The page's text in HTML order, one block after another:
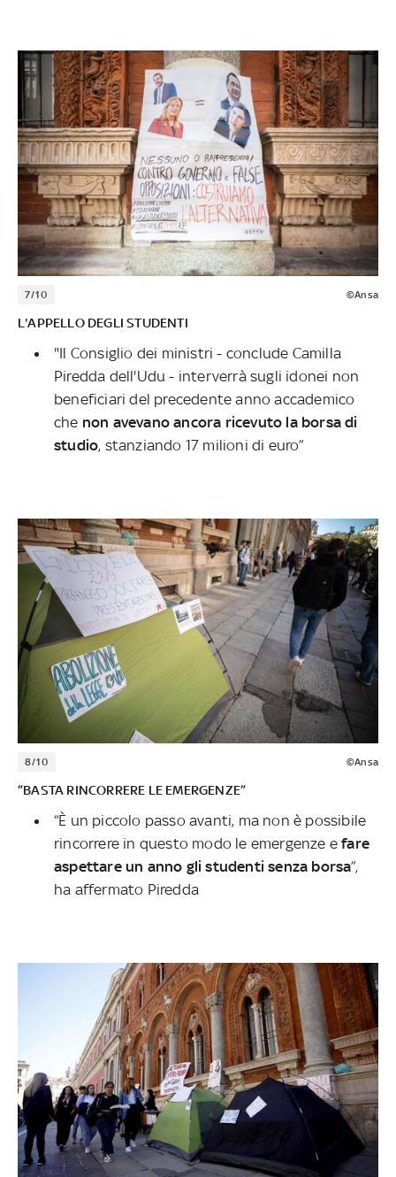
7/10 ©Ansa
L'APPELLO DEGLI STUDENTI
"Il Consiglio dei ministri - conclude Camilla
Piredda dell'Udu - interverrà sugli idonei non
beneficiari del precedente anno accademico
che non avevano ancora ricevuto la borsa di
studio, stanziando 17 milioni di euro”
8/10 ©Ansa
“BASTA RINCORRERE LE EMERGENZE”
“È un piccolo passo avanti, ma non è possibile
rincorrere in questo modo le emergenze e fare
aspettare un anno gli studenti senza borsa”,
ha affermato Piredda